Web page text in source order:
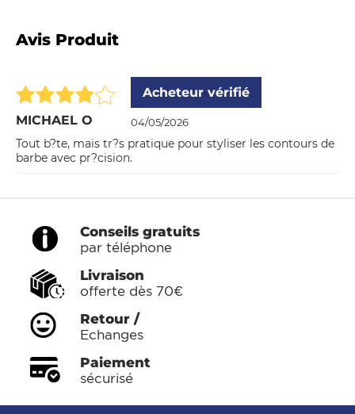
Avis Produit
MICHAEL O
Acheteur vérifié
04/05/2026
Tout b?te, mais tr?s pratique pour styliser les contours de
barbe avec pr?cision.
Conseils gratuits
par téléphone
Livraison
offerte dès 70€
Retour /
Echanges
Paiement
sécurisé